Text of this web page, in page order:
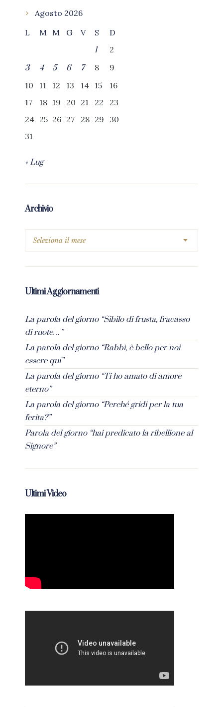
Agosto 2026
L
M M G V S
D
1
2
3
4 5 6 7 8
9
10
11 12 13 14 15
16
17
18 19 20 21 22
23
24 25 26 27 28 29
30
31
« Lug
Archivio
Ultimi Aggiornamenti
La parola del giorno “Sibilo di frusta, fracasso
di ruote…”
La parola del giorno “Rabbì, è bello per noi
essere qui”
La parola del giorno “Ti ho amato di amore
eterno”
La parola del giorno “Perché gridi per la tua
ferita?”
Parola del giorno “hai predicato la ribellione al
Signore”
Ultimi Video